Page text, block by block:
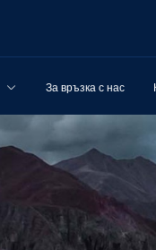
За връзка с нас